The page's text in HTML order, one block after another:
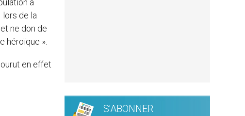
à
lors de la
ne don de
héroïque ».
en effet
S'ABONNER